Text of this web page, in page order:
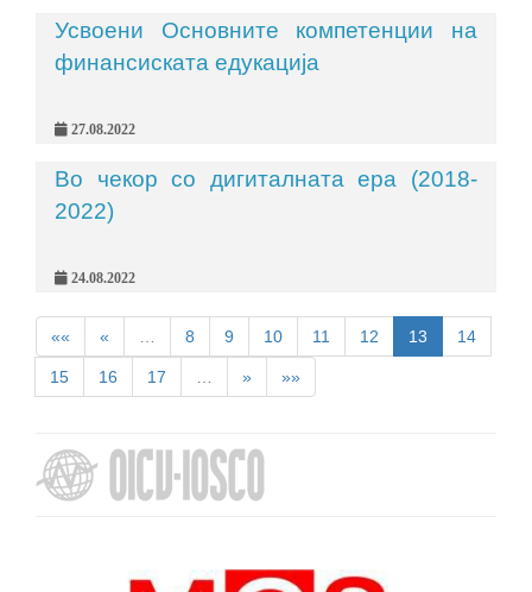
Усвоени Основните компетенции на
финансиската едукација
27.08.2022
Во чекор со дигиталната ера (2018-
2022)
24.08.2022
«« « … 8 9 10 11 12 13 14
15 16 17 … » »»